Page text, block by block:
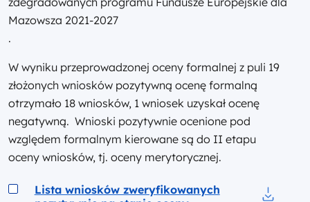
Mazowsza 2021-2027
.
W wyniku przeprowadzonej oceny formalnej z puli 19
złożonych wniosków pozytywną ocenę formalną
otrzymało 18 wniosków, 1 wniosek uzyskał ocenę
negatywną. Wnioski pozytywnie ocenione pod
względem formalnym kierowane są do II etapu
oceny wniosków, tj. oceny merytorycznej.
Podgląd
Lista wniosków zweryfikowanych